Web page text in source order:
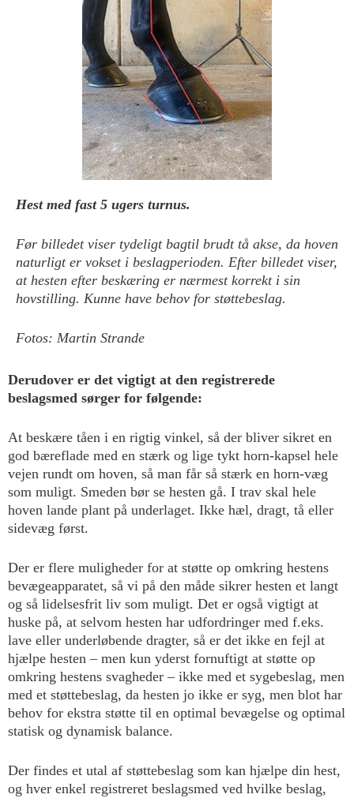
Hest med fast 5 ugers turnus.
Før billedet viser tydeligt bagtil brudt tå akse, da hoven
naturligt er vokset i beslagperioden. Efter billedet viser,
at hesten efter beskæring er nærmest korrekt i sin
hovstilling. Kunne have behov for støttebeslag.
Fotos: Martin Strande
Derudover er det vigtigt at den registrerede
beslagsmed sørger for følgende:
At beskære tåen i en rigtig vinkel, så der bliver sikret en
god bæreflade med en stærk og lige tykt horn-kapsel hele
vejen rundt om hoven, så man får så stærk en horn-væg
som muligt. Smeden bør se hesten gå. I trav skal hele
hoven lande plant på underlaget. Ikke hæl, dragt, tå eller
sidevæg først.
Der er flere muligheder for at støtte op omkring hestens
bevægeapparatet, så vi på den måde sikrer hesten et langt
og så lidelsesfrit liv som muligt. Det er også vigtigt at
huske på, at selvom hesten har udfordringer med f.eks.
lave eller underløbende dragter, så er det ikke en fejl at
hjælpe hesten – men kun yderst fornuftigt at støtte op
omkring hestens svagheder – ikke med et sygebeslag, men
med et støttebeslag, da hesten jo ikke er syg, men blot har
behov for ekstra støtte til en optimal bevægelse og optimal
statisk og dynamisk balance.
Der findes et utal af støttebeslag som kan hjælpe din hest,
og hver enkel registreret beslagsmed ved hvilke beslag,